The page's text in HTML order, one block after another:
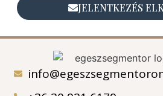
JELENTKEZÉS